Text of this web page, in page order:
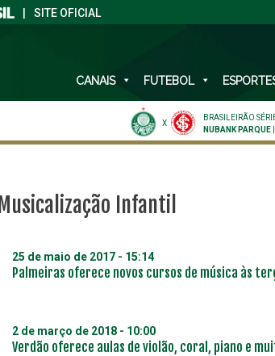
SITE OFICIAL
CANAIS FUTEBOL
X
BRASILEIRÃO
NUBANK PARQUE
Musicalização Infantil
25 de maio de 2017 - 15:14
Palmeiras oferece novos cursos de música às
2 de março de 2018 - 10:00
Verdão oferece aulas de violão, coral, piano e